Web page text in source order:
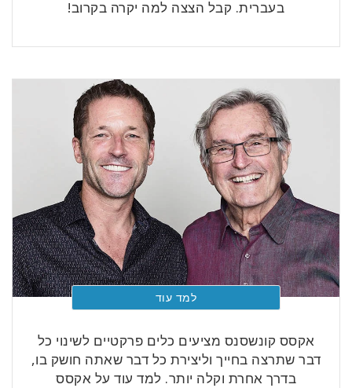
בעברית. קבל הצצה למה יקרה בקרוב!
למד עוד
אקסס קונשסנס מציעים כלים פרקטיים לשינוי כל
דבר שתרצה בחייך וליצירת כל דבר שאתה חושק בו,
בדרך אחרת וקלה יותר. למד עוד על אקסס